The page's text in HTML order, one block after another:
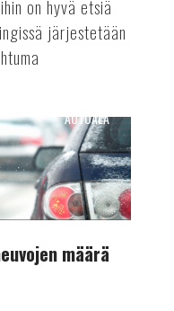
on hyvä etsiä
järjestetään
AUTOALA
määrä